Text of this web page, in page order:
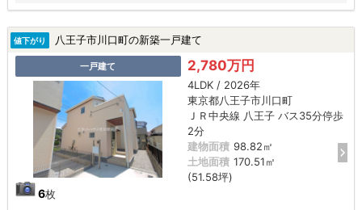
値下がり 八王子市川口町の新築一戸建て
一戸建て
6枚
2,780万円
4LDK / 2026年
東京都八王子市川口町
ＪＲ中央線 八王子 バス35分停歩
2分
建物面積 98.82㎡
土地面積 170.51㎡
(51.58坪)